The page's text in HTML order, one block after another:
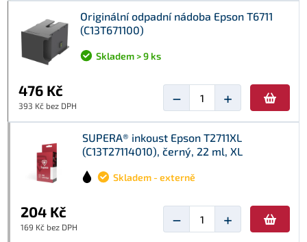
Originální odpadní nádoba Epson T6711
(C13T671100)
Skladem > 9 ks
476 Kč
393 Kč bez DPH − +
SUPERA® inkoust Epson T2711XL
(C13T27114010), černý, 22 ml, XL
Skladem - externě
204 Kč
169 Kč bez DPH − +